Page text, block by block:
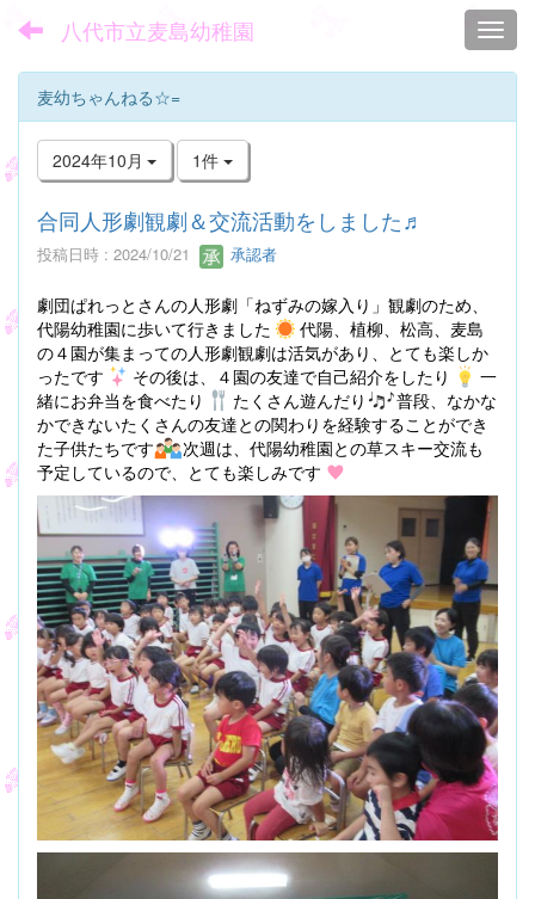
八代市立麦島幼稚園
麦幼ちゃんねる☆=
2024年10月 1件
合同人形劇観劇＆交流活動をしました♬
投稿日時 : 2024/10/21 承認者
劇団ぱれっとさんの人形劇「ねずみの嫁入り」観劇のため、
代陽幼稚園に歩いて行きました
代陽、植柳、松高、麦島
の４園が集まっての人形劇観劇は活気があり、とても楽しか
ったです
その後は、４園の友達で自己紹介をしたり
一
緒にお弁当を食べたり
たくさん遊んだり
普段、なかな
かできないたくさんの友達との関わりを経験することができ
た子供たちです
次週は、代陽幼稚園との草スキー交流も
予定しているので、とても楽しみです